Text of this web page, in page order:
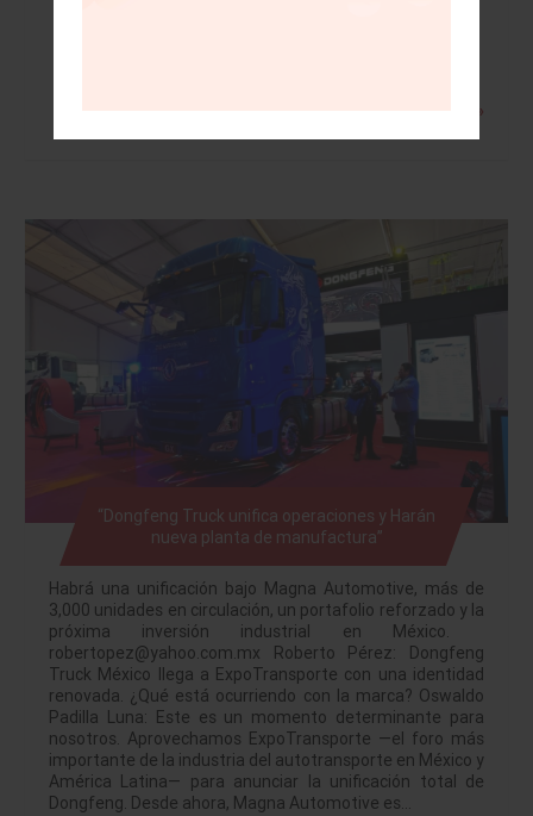
Leer más »
“Dongfeng Truck unifica operaciones y Harán
nueva planta de manufactura”
Habrá una unificación bajo Magna Automotive, más de
3,000 unidades en circulación, un portafolio reforzado y la
próxima inversión industrial en México.
robertopez@yahoo.com.mx Roberto Pérez: Dongfeng
Truck México llega a ExpoTransporte con una identidad
renovada. ¿Qué está ocurriendo con la marca? Oswaldo
Padilla Luna: Este es un momento determinante para
nosotros. Aprovechamos ExpoTransporte —el foro más
importante de la industria del autotransporte en México y
América Latina— para anunciar la unificación total de
Dongfeng. Desde ahora, Magna Automotive es…